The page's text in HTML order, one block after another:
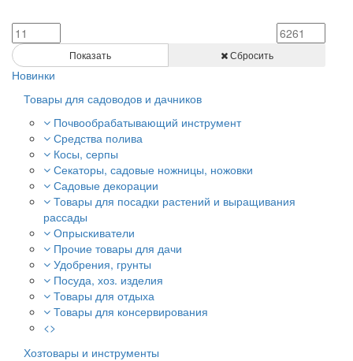
Показать Сбросить
Новинки
Товары для садоводов и дачников
Почвообрабатывающий инструмент
Средства полива
Косы, серпы
Секаторы, садовые ножницы, ножовки
Садовые декорации
Товары для посадки растений и выращивания
рассады
Опрыскиватели
Прочие товары для дачи
Удобрения, грунты
Посуда, хоз. изделия
Товары для отдыха
Товары для консервирования
<>
Хозтовары и инструменты